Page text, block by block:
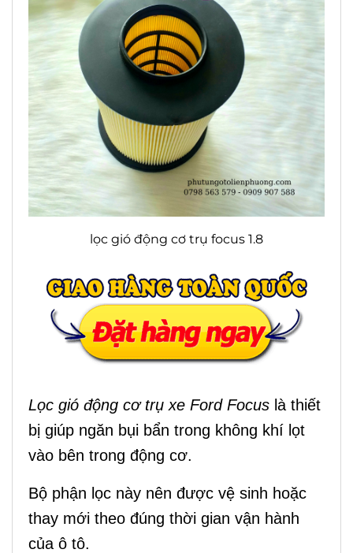
lọc gió động cơ trụ focus 1.8
Lọc gió động cơ trụ xe Ford Focus là thiết
bị giúp ngăn bụi bẩn trong không khí lọt
vào bên trong động cơ.
Bộ phận lọc này nên được vệ sinh hoặc
thay mới theo đúng thời gian vận hành
của ô tô.